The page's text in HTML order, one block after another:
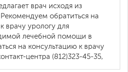
врач исходя из
обратиться на
врачу урологу для
лечебной помощи в
на консультацию к врачу
центра (812)323-45-35,